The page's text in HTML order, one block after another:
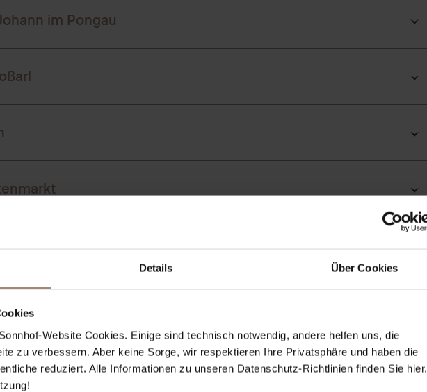
Details Über Cookies
Website Cookies. Einige sind technisch notwendig, andere helfen uns, die
zu verbessern. Aber keine Sorge, wir respektieren Ihre Privatsphäre und haben die
reduziert. Alle Informationen zu unseren Datenschutz-Richtlinien finden Sie hier.
im Pongau
bis 1.1.2024 – Montag bis Sonntag
–Donnerstag & Freitag (11 bis 19:30 Uhr)
Feiertage und 9.12. (10 bis 19:30 Uhr)